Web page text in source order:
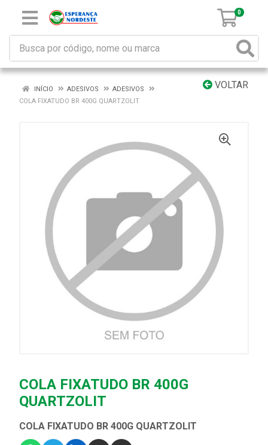
0
VOLTAR
INÍCIO ADESIVOS
ADESIVOS
COLA FIXATUDO BR 400G QUARTZOLIT
COLA FIXATUDO BR 400G
QUARTZOLIT
COLA FIXATUDO BR 400G QUARTZOLIT